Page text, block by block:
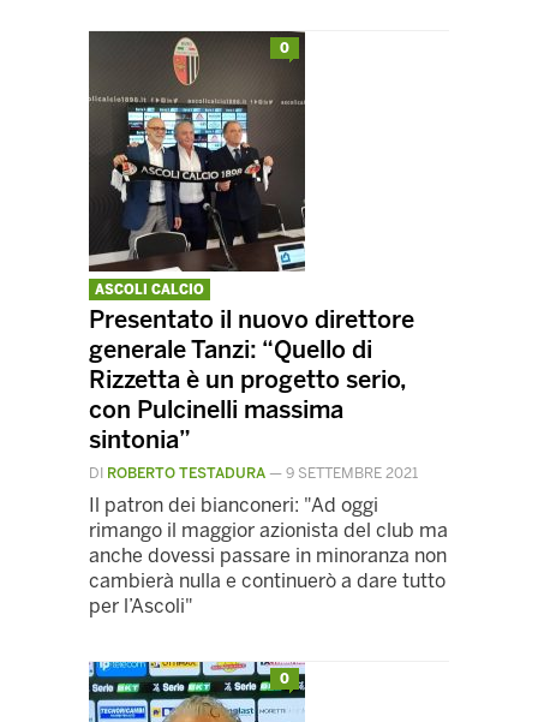
0
ASCOLI CALCIO
Presentato il nuovo direttore
generale Tanzi: “Quello di
Rizzetta è un progetto serio,
con Pulcinelli massima
sintonia”
DI ROBERTO TESTADURA — 9 SETTEMBRE 2021
Il patron dei bianconeri: "Ad oggi
rimango il maggior azionista del club ma
anche dovessi passare in minoranza non
cambierà nulla e continuerò a dare tutto
per l’Ascoli"
0